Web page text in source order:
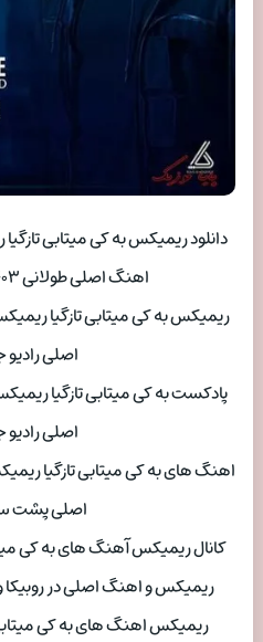
دانلود ریمیکس به کی میتابی
اهنگ اصلی طولانی ۱۴۰۳ در پایا موزیک
ریمیکس به کی میتابی تازگیا
اصلی
پادکست به کی میتابی تازگیا
اصلی
اهنگ های به کی میتابی تازگیا
اصلی پشت
کانال ریمیکس آهنگ های به کی
ریمیکس و اهنگ اصلی در روبیکا
ریمیکس اهنگ های به کی